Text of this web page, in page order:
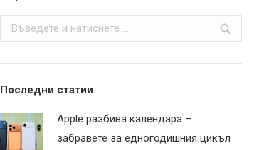
Search:
Последни статии
Apple разбива календара –
забравете за едногодишния цикъл